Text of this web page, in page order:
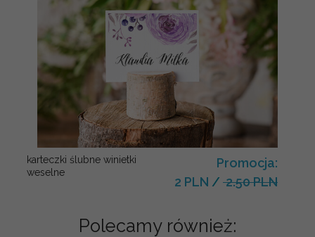
karteczki ślubne winietki
weselne
Promocja:
2 PLN / 2.50 PLN
Polecamy również: